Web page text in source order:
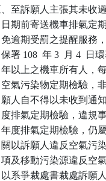
、至訴願人主張其未收
日期前寄送機車排氣
免逾期受罰之提醒服
保署 108  年 3  月 4
年以上之機車所有人
空氣污染物定期檢驗
願人自不得以未收到
度排氣定期檢驗，違規
年度排氣定期檢驗，
關以訴願人違反空氣污
項及移動污染源違反空
以系爭裁處書裁處訴願